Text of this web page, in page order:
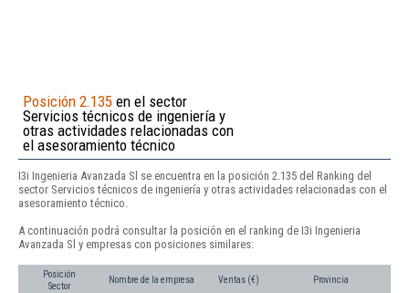
Posición 2.135 en el sector
Servicios técnicos de ingeniería y
otras actividades relacionadas con
el asesoramiento técnico
I3i Ingenieria Avanzada Sl se encuentra en la posición 2.135 del Ranking del
sector Servicios técnicos de ingeniería y otras actividades relacionadas con el
asesoramiento técnico.
A continuación podrá consultar la posición en el ranking de I3i Ingenieria
Avanzada Sl y empresas con posiciones similares:
Posición
Sector
Nombre de la empresa Ventas (€) Provincia